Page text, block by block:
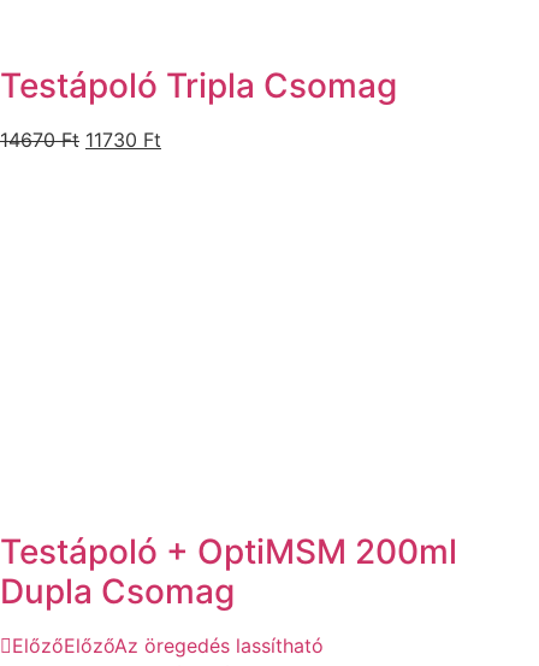
Testápoló Tripla Csomag
14670Ft Original
11730 Ft
Testápoló + OptiMSM 200ml
Dupla Csomag
ElőzőElőzőAz öregedés lassítható